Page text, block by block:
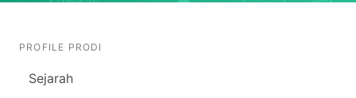
PROFILE PRODI
Sejarah